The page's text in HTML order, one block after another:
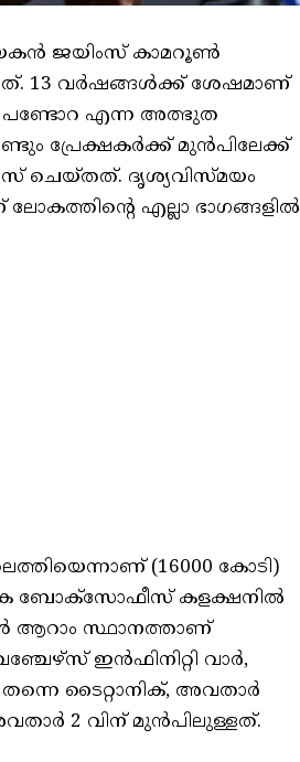
ജയിംസ് കാമറൂൺ
13 വർഷങ്ങൾക്ക് ശേഷമാണ്
പണ്ടോറ എന്ന അത്ഭുത
പ്രേക്ഷകർക്ക് മുൻപിലേക്ക്
ചെയ്‌തത്‌. ദൃശ്യവിസ്‌മയം
ലോകത്തിന്റെ എല്ലാ ഭാഗങ്ങളിൽ
(16000 കോടി)
ബോക്സോഫീസ് കളക്ഷനിൽ
ആറാം സ്ഥാനത്താണ്
ഇന്‍ഫിനിറ്റി വാര്‍,
ടൈറ്റാനിക്, അവതാർ
2 വിന് മുൻപിലുള്ളത്.